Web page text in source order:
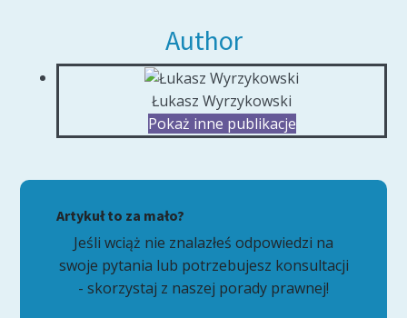
Author
Łukasz Wyrzykowski
Pokaż inne publikacje
Artykuł to za mało?
Jeśli wciąż nie znalazłeś odpowiedzi na
swoje pytania lub potrzebujesz konsultacji
- skorzystaj z naszej porady prawnej!